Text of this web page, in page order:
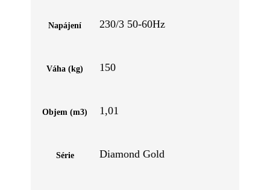
Napájení 230/3 50-60Hz
Váha (kg) 150
Objem (m3) 1,01
Série Diamond Gold